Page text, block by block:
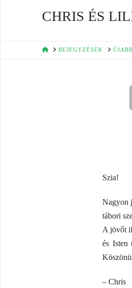
CHRIS ÉS
HOMEBEJEGYZÉSEK
Szia!
Nagyon
tábori
A jövőt
és Isten
– Chris